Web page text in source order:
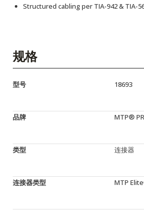
Structured cabling per TIA-942 & TIA-
规格
型号 18693
品牌 MTP®
类型 连接器
连接器类型 MTP